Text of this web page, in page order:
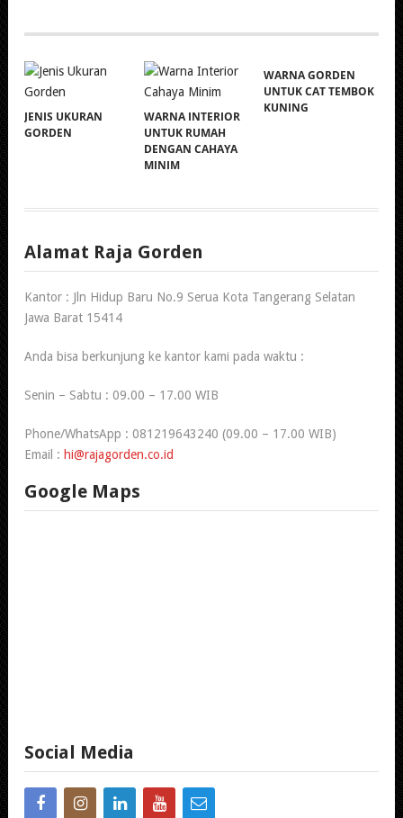
JENIS UKURAN
GORDEN
WARNA INTERIOR
UNTUK RUMAH
DENGAN CAHAYA
MINIM
WARNA GORDEN
UNTUK CAT TEMBOK
KUNING
Alamat Raja Gorden
Kantor : Jln Hidup Baru No.9 Serua Kota Tangerang Selatan
Jawa Barat 15414
Anda bisa berkunjung ke kantor kami pada waktu :
Senin – Sabtu : 09.00 – 17.00 WIB
Phone/WhatsApp : 081219643240 (09.00 – 17.00 WIB)
Email : hi@rajagorden.co.id
Google Maps
Social Media